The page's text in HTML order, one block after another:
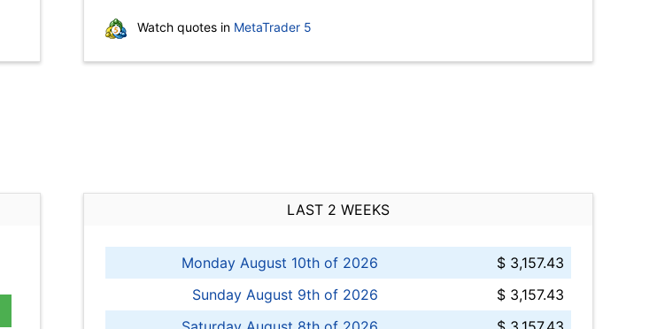
Watch quotes in MetaTrader 5
LAST 2 WEEKS
Monday August 10th of 2026
$ 3,157.43
Sunday August 9th of 2026
$ 3,157.43